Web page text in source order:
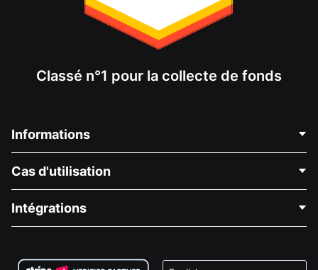
Classé n°1 pour la collecte de fonds
Informations
À propos de nous
Carrières
Cas d'utilisation
Collecte de fonds médicale
Intégrations